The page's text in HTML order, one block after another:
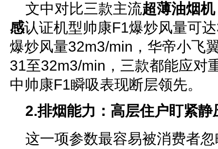
文中对比三款主流超薄油烟机
感认证机型帅康F1爆炒风量可
爆炒风量32m3/min，华帝小飞
31至32m3/min，三款都能应对
中帅康F1瞬吸表现断层领先。
2.排烟能力：高层住户盯紧静
这一项参数最容易被消费者